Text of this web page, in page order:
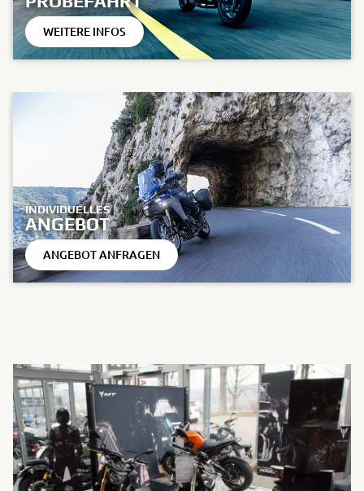
WEITERE INFOS
INDIVIDUELLES
ANGEBOT
ANGEBOT ANFRAGEN